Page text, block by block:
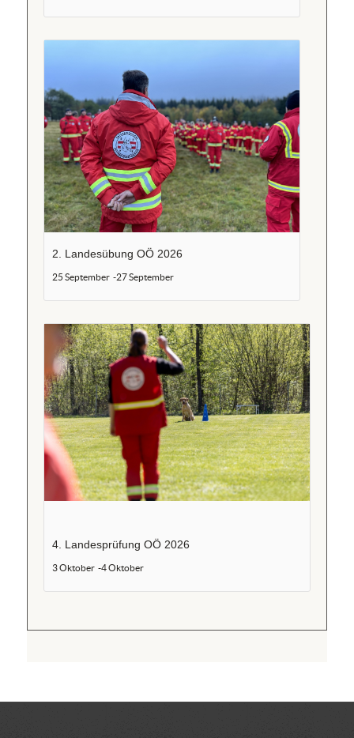
2. Landesübung OÖ 2026
25 September -27 September
4. Landesprüfung OÖ 2026
3 Oktober -4 Oktober